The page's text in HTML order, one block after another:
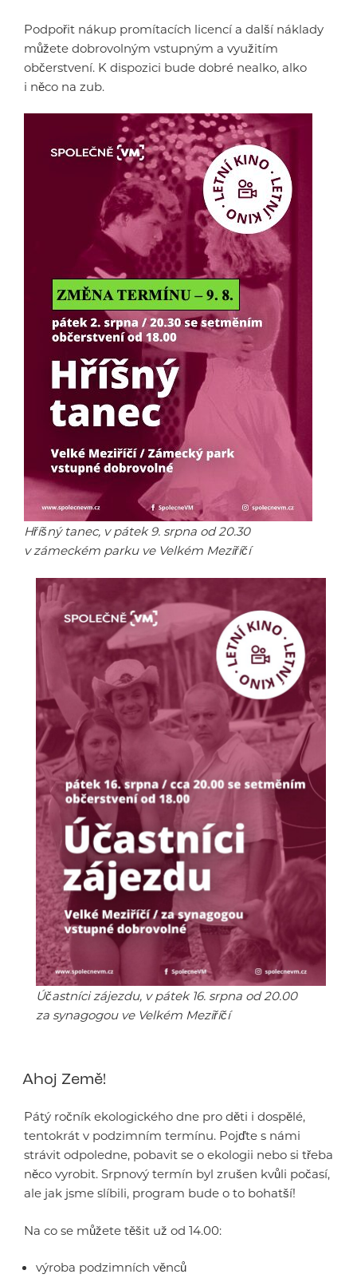
Podpořit nákup promítacích licencí a další náklady
můžete dobrovolným vstupným a využitím
občerstvení. K dispozici bude dobré nealko, alko
i něco na zub.
Hříšný tanec, v pátek 9. srpna od 20.30
v zámeckém parku ve Velkém Meziříčí
Účastníci zájezdu, v pátek 16. srpna od 20.00
za synagogou ve Velkém Meziříčí
Ahoj Země!
Pátý ročník ekologického dne pro děti i dospělé,
tentokrát v podzimním termínu. Pojďte s námi
strávit odpoledne, pobavit se o ekologii nebo si třeba
něco vyrobit. Srpnový termín byl zrušen kvůli počasí,
ale jak jsme slíbili, program bude o to bohatší!
Na co se můžete těšit už od 14.00:
výroba podzimních věnců